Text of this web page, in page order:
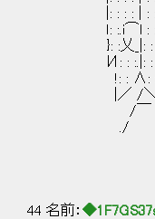
|: : : : | : : : : |r
ｌ: :.i⌒l : : : :
}: :乂_|: : :
И: : :.|: : :
!: : ∧: : :ﾄ､
|／ /＼:
/￣ ヾ ｀
./ ,
44 名前：